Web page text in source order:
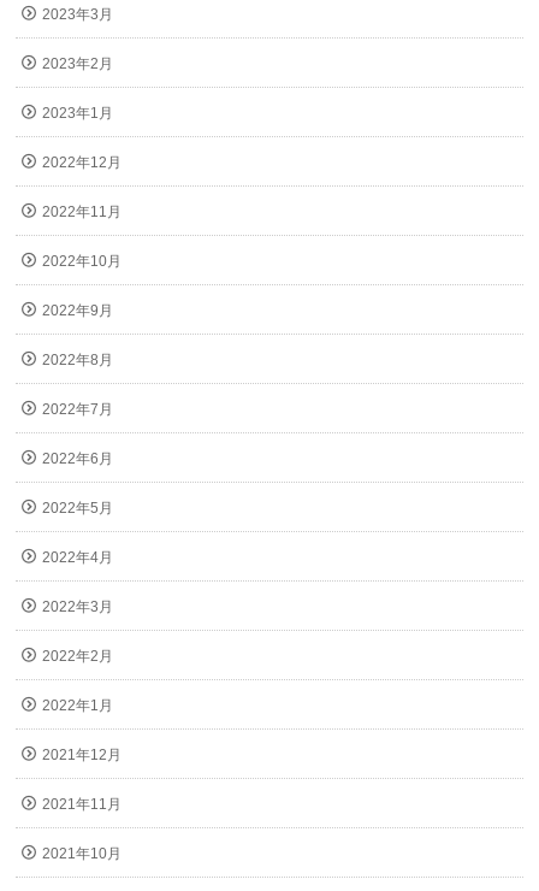
2023年3月
2023年2月
2023年1月
2022年12月
2022年11月
2022年10月
2022年9月
2022年8月
2022年7月
2022年6月
2022年5月
2022年4月
2022年3月
2022年2月
2022年1月
2021年12月
2021年11月
2021年10月